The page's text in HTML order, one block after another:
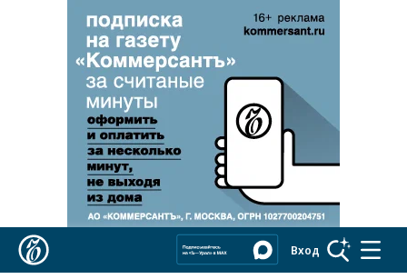
Реклама в «Ъ» www.kommersant.ru/ad
Вход